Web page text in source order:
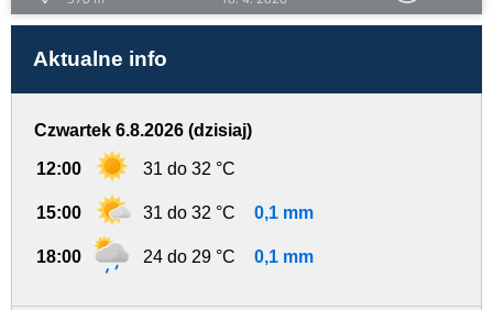
Aktualne info
Czwartek 6.8.2026 (dzisiaj)
12:00 31 do 32 °C
15:00 31 do 32 °C 0,1 mm
18:00 24 do 29 °C 0,1 mm